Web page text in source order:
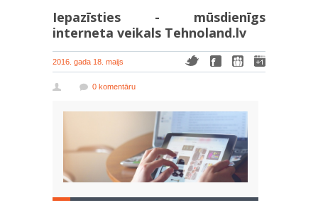
Iepazīsties - mūsdienīgs
interneta veikals Tehnoland.lv
2016. gada 18. maijs
0 komentāru